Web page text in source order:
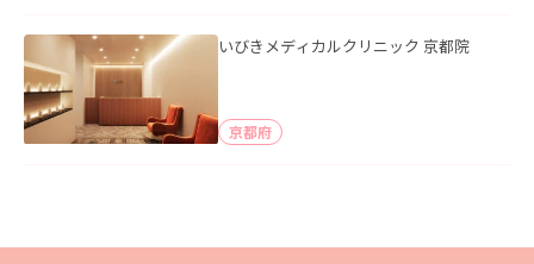
いびきメディカルクリニック 京都院
京都府